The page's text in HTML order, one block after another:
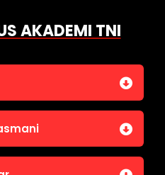
AKADEMI TNI